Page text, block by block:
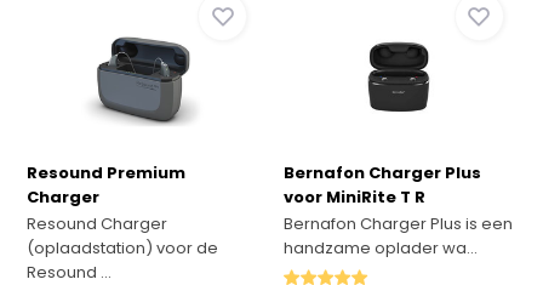
Resound Premium
Charger
Resound Charger
(oplaadstation) voor de
Resound ...
Bernafon Charger Plus
voor MiniRite T R
Bernafon Charger Plus is een
handzame oplader wa...